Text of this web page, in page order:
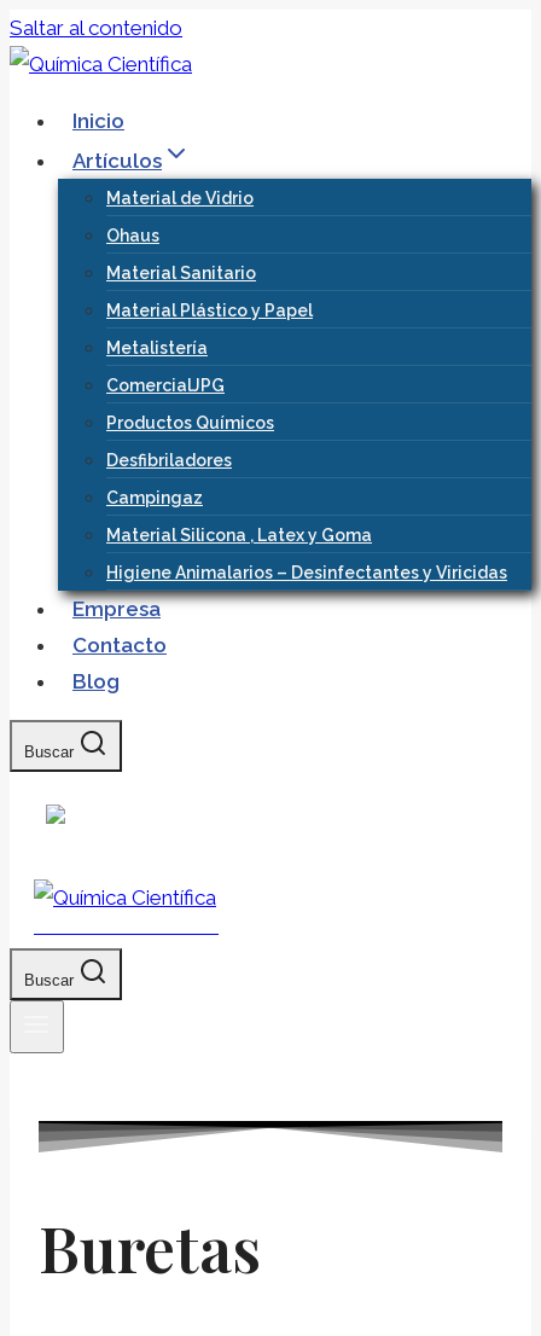
Saltar al contenido
Inicio
Artículos
Material de Vidrio
Ohaus
Material Sanitario
Material Plástico y Papel
Metalistería
ComercialJPG
Productos Químicos
Desfibriladores
Campingaz
Material Silicona , Latex y Goma
Higiene Animalarios – Desinfectantes y Viricidas
Empresa
Contacto
Blog
Buscar
Buscar
Buretas